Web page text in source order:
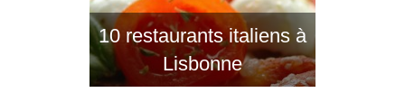
10 restaurants italiens à
Lisbonne